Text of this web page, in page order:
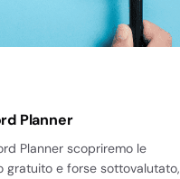
Planner
Planner scopriremo le
gratuito e forse sottovalutato,